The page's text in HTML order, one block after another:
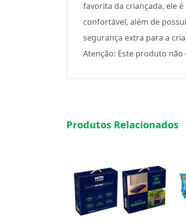
favorita da criançada, ele
confortável, além de
segurança extra para a
Atenção: Este produto
Produtos Relacionados